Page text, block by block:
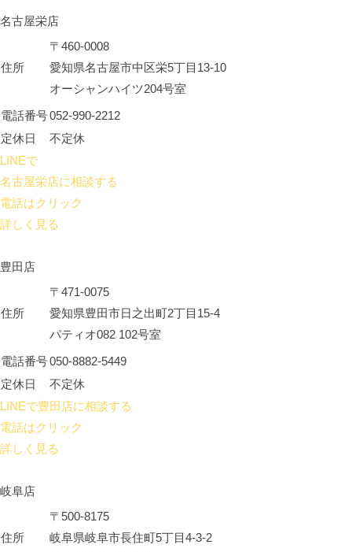
名古屋栄店
住所
〒460-0008
愛知県名古屋市中区栄5丁目13-10
オーシャンハイツ204号室
電話番号052-990-2212
定休日
不定休
LINEで
名古屋栄店に相談する
電話はクリック
詳しく見る
豊田店
住所
〒471-0075
愛知県豊田市日之出町2丁目15-4
パティオ082 102号室
電話番号050-8882-5449
定休日
不定休
LINEで豊田店に相談する
電話はクリック
詳しく見る
岐阜店
住所
〒500-8175
岐阜県岐阜市長住町5丁目4-3-2